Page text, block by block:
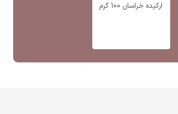
ارکیده خراسان 100 گرم